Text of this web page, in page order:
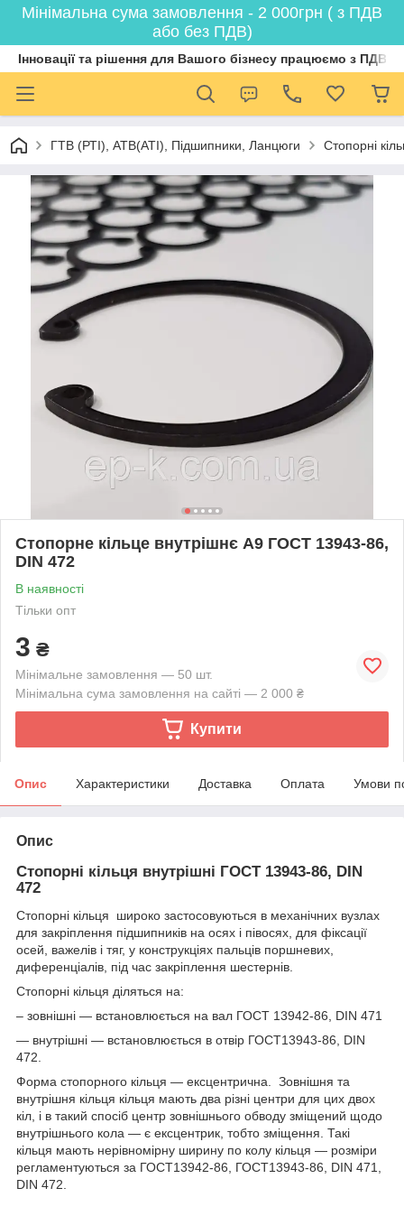
Мінімальна сума замовлення - 2 000грн ( з ПДВ
або без ПДВ)
Інновації та рішення для Вашого бізнесу працюємо з ПДВ
ГТВ (РТI), АТВ(АТI), Пiдшипники, Ланцюги Стопорні
Стопорне кільце внутрішнє А9 ГОСТ 13943-86,
DIN 472
В наявності
Тільки опт
3 ₴
Мінімальне замовлення — 50 шт.
Мінімальна сума замовлення на сайті — 2 000 ₴
Купити
Опис Характеристики Доставка Оплата Умови
Опис
Стопорні кільця внутрішні ГОСТ 13943-86, DIN
472
Стопорні кільця широко застосовуються в механічних вузлах
для закріплення підшипників на осях і півосях, для фіксації
осей, важелів і тяг, у конструкціях пальців поршневих,
диференціалів, під час закріплення шестернів.
Стопорні кільця діляться на:
– зовнішні — встановлюється на вал ГОСТ 13942-86, DIN 471
— внутрішні — встановлюється в отвір ГОСТ13943-86, DIN
472.
Форма стопорного кільця — ексцентрична. Зовнішня та
внутрішня кільця кільця мають два різні центри для цих двох
кіл, і в такий спосіб центр зовнішнього обводу зміщений щодо
внутрішнього кола — є ексцентрик, тобто зміщення. Такі
кільця мають нерівномірну ширину по колу кільця — розміри
регламентуються за ГОСТ13942-86, ГОСТ13943-86, DIN 471,
DIN 472.